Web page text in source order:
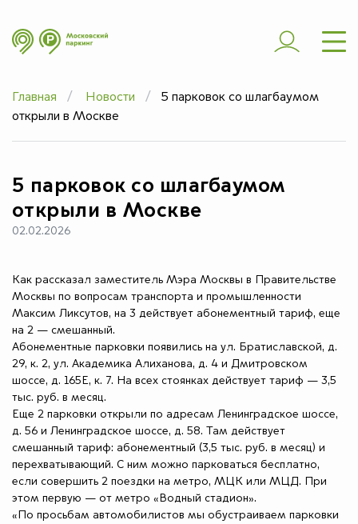
ШТРАФЫ
ЧАСТЫЕ ВОПРОСЫ
ДОПОЛНИТЕЛЬНО
Главная Новости
5 парковок со шлагбаумом
открыли в Москве
5 парковок со шлагбаумом
открыли в Москве
02.02.2026
Как рассказал заместитель Мэра Москвы в Правительстве
Москвы по вопросам транспорта и промышленности
Максим Ликсутов, на 3 действует абонементный тариф, еще
на 2 — смешанный.
Абонементные парковки появились на ул. Братиславской, д.
29, к. 2, ул. Академика Алиханова, д. 4 и Дмитровском
шоссе, д. 165Е, к. 7. На всех стоянках действует тариф — 3,5
тыс. руб. в месяц.
Еще 2 парковки открыли по адресам Ленинградское шоссе,
д. 56 и Ленинградское шоссе, д. 58. Там действует
смешанный тариф: абонементный (3,5 тыс. руб. в месяц) и
перехватывающий. С ним можно парковаться бесплатно,
если совершить 2 поездки на метро, МЦК или МЦД. При
этом первую — от метро «Водный стадион».
«По просьбам автомобилистов мы обустраиваем парковки